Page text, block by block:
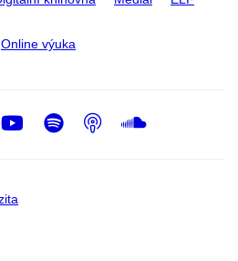
Online výuka
Youtube
Spotify
Podcast